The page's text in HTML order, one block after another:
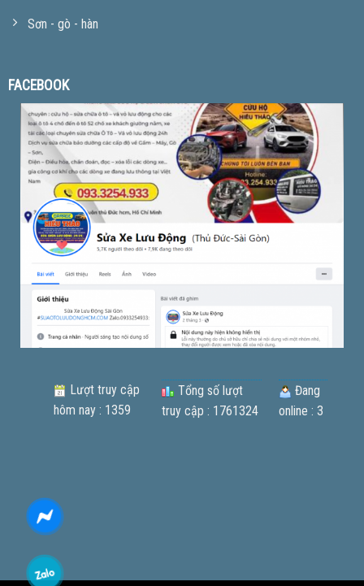
Sơn - gò - hàn
FACEBOOK
Lượt truy cập
hôm nay : 1359
Tổng số lượt
truy cập : 1761324
Đang
online : 3